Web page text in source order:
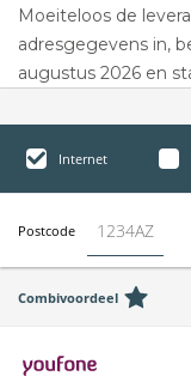
Moeiteloos de
adresgegevens in,
augustus 2026 en
Internet
Postcode
Combivoordeel